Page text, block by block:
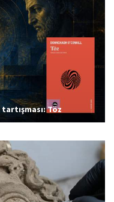
Töz